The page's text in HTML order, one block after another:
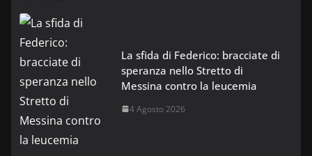
La sfida di Federico: bracciate di
speranza nello Stretto di
Messina contro la leucemia
4 Agosto 2026